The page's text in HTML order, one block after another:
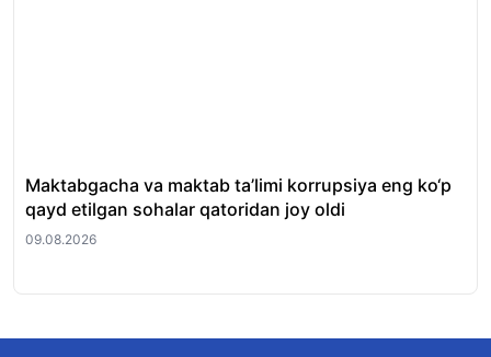
Maktabgacha va maktab ta’limi korrupsiya eng ko‘p
qayd etilgan sohalar qatoridan joy oldi
09.08.2026